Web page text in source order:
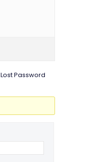
Lost Password